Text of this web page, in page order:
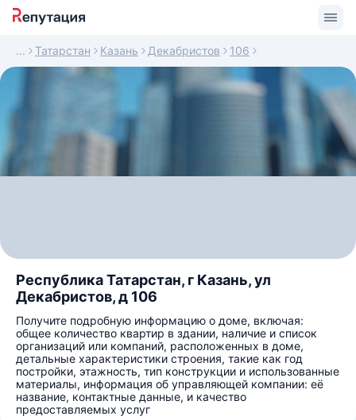
Татарстан Казань Декабристов 106
Республика Татарстан, г Казань, ул
Декабристов, д 106
Получите подробную информацию о доме, включая:
общее количество квартир в здании, наличие и список
организаций или компаний, расположенных в доме,
детальные характеристики строения, такие как год
постройки, этажность, тип конструкции и использованные
материалы, информация об управляющей компании: её
название, контактные данные, и качество
предоставляемых услуг